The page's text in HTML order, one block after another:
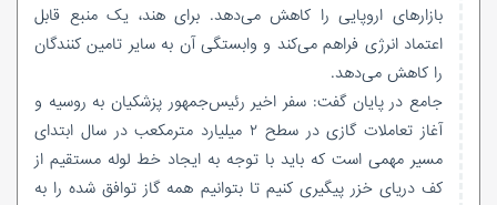
بازارهای اروپایی را کاهش می‌دهد. برای هند، یک منبع قابل
اعتماد انرژی فراهم می‌کند و وابستگی آن به سایر تامین کنندگان
را کاهش می‌دهد.
جامع در پایان گفت: سفر اخیر رئیس‌جمهور پزشکیان به روسیه و
آغاز تعاملات گازی در سطح ۲ میلیارد مترمکعب در سال ابتدای
مسیر مهمی است که باید با توجه به ایجاد خط لوله مستقیم از
کف دریای خزر پیگیری کنیم تا بتوانیم همه گاز توافق شده را به